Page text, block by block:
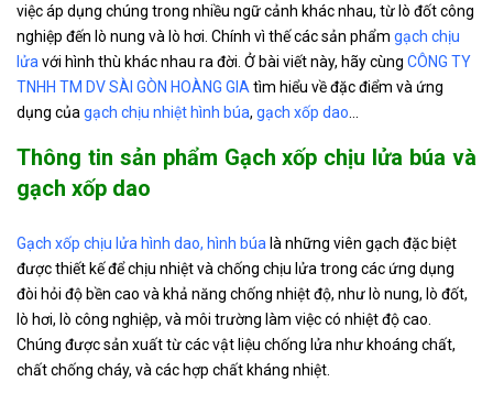
S007978
Gạch xốp cách nhiệt hình búa
Độ chịu nhiệt 1400°C
Liên
hệ
việc áp dụng chúng trong nhiều ngữ cảnh khác nhau, từ lò đốt công
nghiệp đến lò nung và lò hơi. Chính vì thế các sản phẩm gạch chịu
lửa với hình thù khác nhau ra đời. Ở bài viết này, hãy cùng CÔNG TY
TNHH TM DV SÀI GÒN HOÀNG GIA tìm hiểu về đặc điểm và ứng
dụng của gạch chịu nhiệt hình búa, gạch xốp dao
Thông tin sản phẩm Gạch xốp chịu lửa búa và
gạch xốp dao
Gạch xốp chịu lửa hình dao, hình búa là những viên gạch đặc biệt
được thiết kế để chịu nhiệt và chống chịu lửa trong các ứng dụng
đòi hỏi độ bền cao và khả năng chống nhiệt độ, như lò nung, lò đốt,
lò hơi, lò công nghiệp, và môi trường làm việc có nhiệt độ cao.
Chúng được sản xuất từ các vật liệu chống lửa như khoáng chất,
chất chống cháy, và các hợp chất kháng nhiệt.